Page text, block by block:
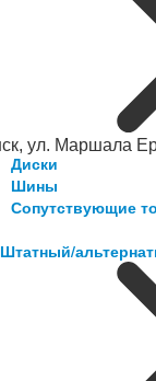
ул. Маршала
Диски
Шины
Сопутствующие
Штатный/